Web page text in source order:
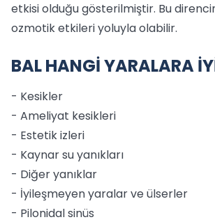
etkisi olduğu gösterilmiştir. Bu
ozmotik etkileri yoluyla olabilir.
BAL HANGİ YARALARA
- Kesikler
- Ameliyat kesikleri
- Estetik izleri
- Kaynar su yanıkları
- Diğer yanıklar
- İyileşmeyen yaralar ve ülserler
- Pilonidal sinüs